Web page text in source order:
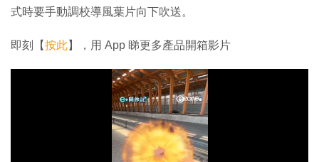
式時要手動調校導風葉片向下吹送。
即刻【按此】，用 App 睇更多產品開箱影片